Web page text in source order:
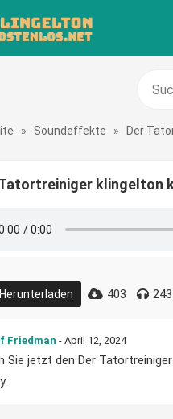
» Soundeffekte » Der
klingelton
Herunterladen 403
Friedman - April 12, 2024
Sie jetzt den Der